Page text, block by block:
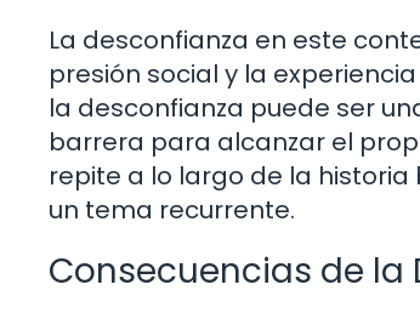
La desconfianza en este
presión social y la
la desconfianza puede ser
barrera para alcanzar el
repite a lo largo de la
un tema recurrente.
Consecuencias de la